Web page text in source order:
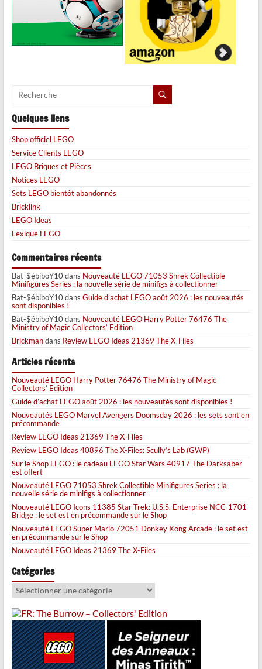
Quelques liens
Shop officiel LEGO
Service Clients LEGO
LEGO Briques et Pièces
Notices LEGO
Sets LEGO bientôt abandonnés
Bricklink
LEGO Ideas
Lexique LEGO
Commentaires récents
Bat-$ébiboY10dans Nouveauté LEGO 71053 Shrek Collectible
Minifigures Series : la nouvelle série de minifigs à collectionner
Bat-$ébiboY10dans Guide d’achat LEGO août 2026 : les nouveautés
sont disponibles !
Bat-$ébiboY10dans Nouveauté LEGO Harry Potter 76476 The
Ministry of Magic Collectors’ Edition
Brickmandans Review LEGO Ideas 21369 The X-Files
Articles récents
Nouveauté LEGO Harry Potter 76476 The Ministry of Magic
Collectors’ Edition
Guide d’achat LEGO août 2026 : les nouveautés sont disponibles !
Nouveautés LEGO Marvel Avengers Doomsday 2026 : les sets sont en
précommande
Review LEGO Ideas 21369 The X-Files
Review LEGO Ideas 40896 The X-Files: Scully’s Lab (GWP)
Sur le Shop LEGO : le cadeau LEGO Star Wars 40917 The Darksaber
est offert
Nouveauté LEGO 71053 Shrek Collectible Minifigures Series : la
nouvelle série de minifigs à collectionner
Nouveauté LEGO Icons 11385 Star Trek: U.S.S. Enterprise NCC-1701
Bridge : le set est en précommande sur le Shop
Nouveauté LEGO Super Mario 72051 Donkey Kong Arcade : le set est
en précommande sur le Shop
Nouveauté LEGO Ideas 21369 The X-Files
Catégories
Catégories